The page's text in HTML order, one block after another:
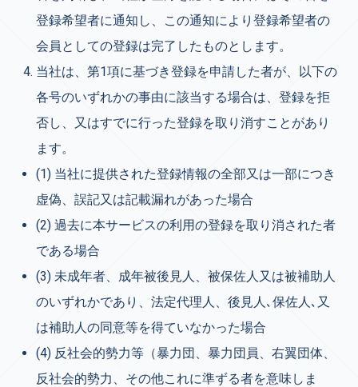
登録希望者に通知し、この通知により登録希望者の
会員としての登録は完了したものとします。
当社は、第1項に基づき登録を申請した者が、以下の
各号のいずれかの事由に該当する場合は、登録を拒
否し、又はすでに行った登録を取り消すことがあり
ます。
(1) 当社に提供された登録情報の全部又は一部につき
虚偽、誤記又は記載漏れがあった場合
(2) 過去に本サービスの利用の登録を取り消された者
である場合
(3) 未成年者、成年被後見人、被保佐人又は被補助人
のいずれかであり、法定代理人、後見人､保佐人､又
は補助人の同意等を得ていなかった場合
(4) 反社会的勢力等（暴力団、暴力団員、右翼団体、
反社会的勢力、その他これに準ずる者を意味しま